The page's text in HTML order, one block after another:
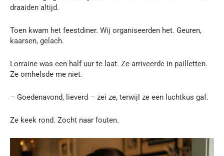
draaiden altijd.
Toen kwam het feestdiner. Wij organiseerden het. Geuren,
kaarsen, gelach.
Lorraine was een half uur te laat. Ze arriveerde in pailletten.
Ze omhelsde me niet.
– Goedenavond, lieverd – zei ze, terwijl ze een luchtkus gaf.
Ze keek rond. Zocht naar fouten.